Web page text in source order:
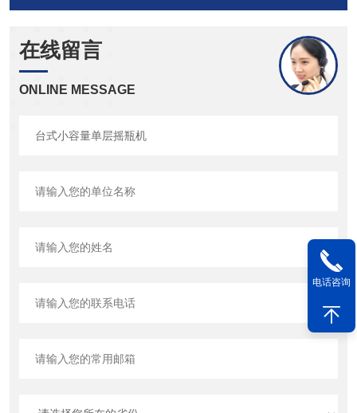
在线留言
ONLINE MESSAGE
电话咨询